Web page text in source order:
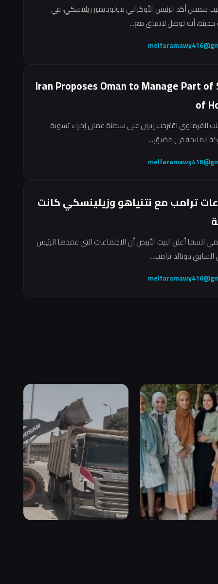
شمس أكد الرئيس الأوكراني فولوديمير زيلينسكي، في
أنه توصل لاتفاق مع...
Iran Proposes Oman to Manage Part
of
الفرماوي اقترحت إيران على سلطنة عمان إجراء تسوية
الملاحة في مضيق...
ترامب مع نتنياهو وزيلينسكي كانت
السقا أعلن البيت الأبيض أن الاجتماعات التي عقدها الرئيس
السابق دونالد ترامب...